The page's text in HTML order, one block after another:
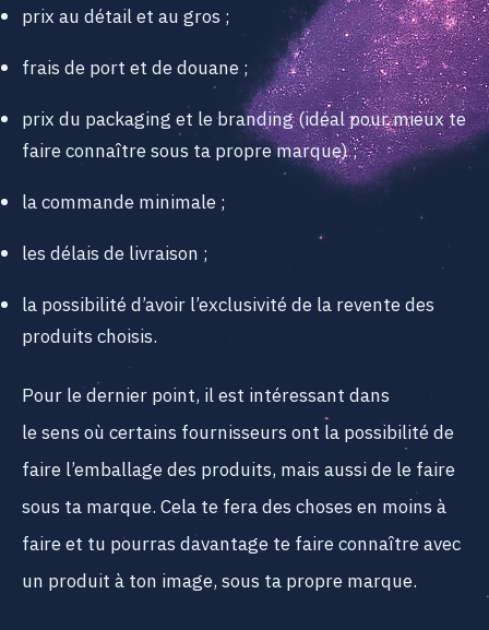
prix au détail et au gros ;
frais de port et de douane ;
prix du packaging et le branding (idéal pour mieux te
faire connaître sous ta propre marque) ;
la commande minimale ;
les délais de livraison ;
la possibilité d’avoir l’exclusivité de la revente des
produits choisis.
Pour le dernier point, il est intéressant dans
le sens où certains fournisseurs ont la possibilité de
faire l’emballage des produits, mais aussi de le faire
sous ta marque. Cela te fera des choses en moins à
faire et tu pourras davantage te faire connaître avec
un produit à ton image, sous ta propre marque.